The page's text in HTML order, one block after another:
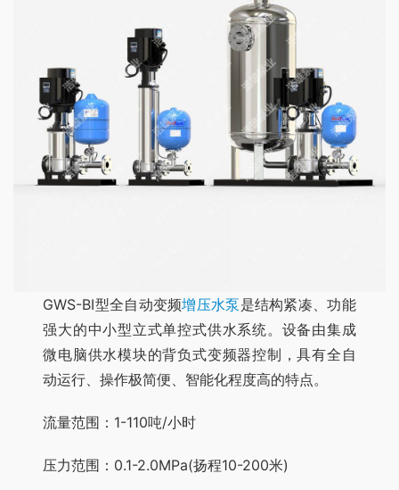
GWS-BI型全自动变频增压水泵是结构紧凑、功能
强大的中小型立式单控式供水系统。设备由集成
微电脑供水模块的背负式变频器控制，具有全自
动运行、操作极简便、智能化程度高的特点。
流量范围：1-110吨/小时
压力范围：0.1-2.0MPa(扬程10-200米)